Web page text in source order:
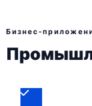
Бизнес-